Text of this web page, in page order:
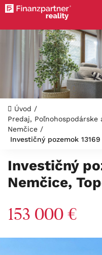
Úvod /
Predaj,
Nemčice /
Investičný pozemok
Investičný
Nemčice,
153 000 €